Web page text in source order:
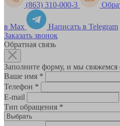
(863) 310-000-3
в Max
Написать в Telegram
Заказать звонок
Обратная связь
Заполните форму, и мы
Ваше имя *
Телефон *
E-mail
Тип обращения *